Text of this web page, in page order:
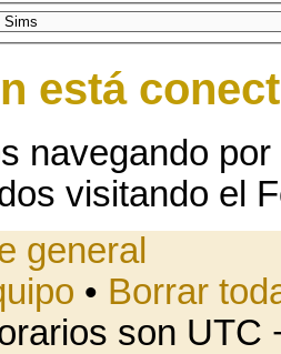
está
navegando
visitando el
general
• Borrar
son UTC